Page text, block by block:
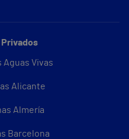
Aguas Vivas
Alicante
Almería
Barcelona